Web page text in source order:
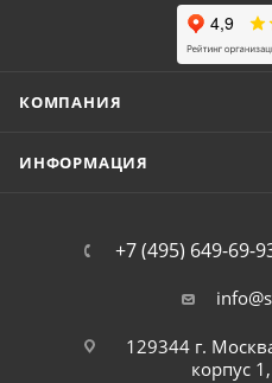
КОМПАНИЯ
ИНФОРМАЦИЯ
+7 (495) 649-69-
129344 г.
корпус